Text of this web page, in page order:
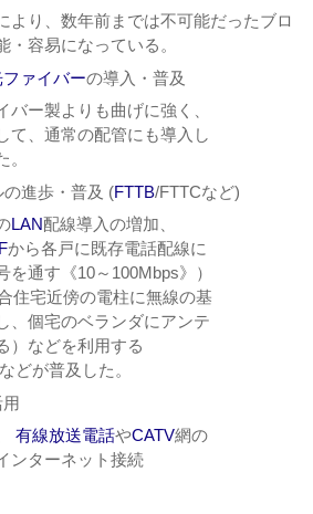
より、数年前までは不可能だったブロ
容易になっている。
ファイバーの導入・普及
バー製よりも曲げに強く、
て、通常の配管にも導入し
進歩・普及 (FTTB/FTTCなど)
LAN配線導入の増加、
から各戸に既存電話配線に
を通す《10～100Mbps》）
合住宅近傍の電柱に無線の基
、個宅のベランダにアンテ
）などを利用する
どが普及した。
有線放送電話やCATV網の
ンターネット接続